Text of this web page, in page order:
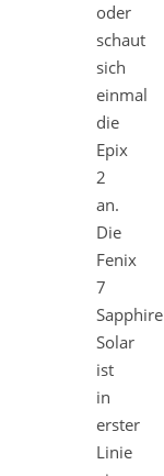
oder
schaut
sich
einmal
die
Epix
2
an.
Die
Fenix
7
Sapphire
Solar
ist
in
erster
Linie